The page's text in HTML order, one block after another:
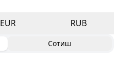
EUR RUB
Сотиш